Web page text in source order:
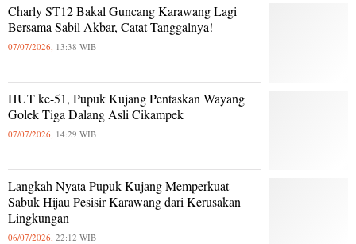
Charly ST12 Bakal Guncang Karawang Lagi
Bersama Sabil Akbar, Catat Tanggalnya!
07/07/2026, 13:38 WIB
HUT ke-51, Pupuk Kujang Pentaskan Wayang
Golek Tiga Dalang Asli Cikampek
07/07/2026, 14:29 WIB
Langkah Nyata Pupuk Kujang Memperkuat
Sabuk Hijau Pesisir Karawang dari Kerusakan
Lingkungan
06/07/2026, 22:12 WIB